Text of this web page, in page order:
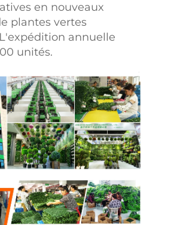
en nouveaux
plantes vertes
annuelle
unités.